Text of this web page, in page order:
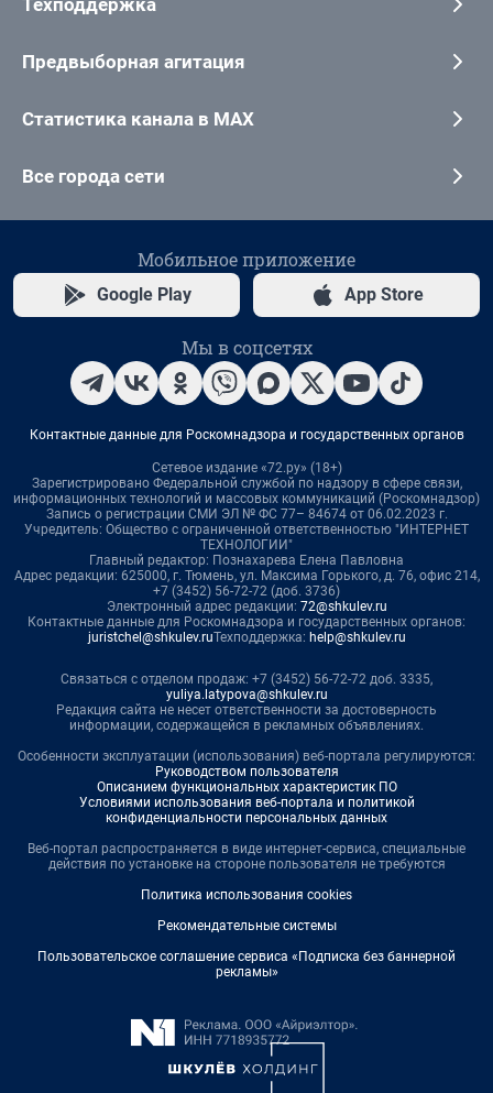
Техподдержка
Предвыборная агитация
Статистика канала в MAX
Все города сети
Мобильное приложение
Google Play App Store
Мы в соцсетях
Контактные данные для Роскомнадзора и государственных органов
Сетевое издание «72.ру» (18+)
Зарегистрировано Федеральной службой по надзору в сфере связи,
информационных технологий и массовых коммуникаций (Роскомнадзор)
Запись о регистрации СМИ ЭЛ № ФС 77– 84674 от 06.02.2023 г.
Учредитель: Общество с ограниченной ответственностью "ИНТЕРНЕТ
ТЕХНОЛОГИИ"
Главный редактор: Познахарева Елена Павловна
Адрес редакции: 625000, г. Тюмень, ул. Максима Горького, д. 76, офис 214,
+7 (3452) 56-72-72 (доб. 3736)
Электронный адрес редакции: 72@shkulev.ru
Контактные данные для Роскомнадзора и государственных органов:
juristchel@shkulev.ruТехподдержка: help@shkulev.ru
Связаться с отделом продаж: +7 (3452) 56-72-72 доб. 3335,
yuliya.latypova@shkulev.ru
Редакция сайта не несет ответственности за достоверность
информации, содержащейся в рекламных объявлениях.
Особенности эксплуатации (использования) веб-портала регулируются:
Руководством пользователя
Описанием функциональных характеристик ПО
Условиями использования веб-портала и политикой
конфиденциальности персональных данных
Веб-портал распространяется в виде интернет-сервиса, специальные
действия по установке на стороне пользователя не требуются
Политика использования cookies
Рекомендательные системы
Пользовательское соглашение сервиса «Подписка без баннерной
рекламы»